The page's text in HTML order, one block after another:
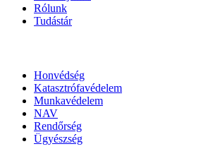
Rólunk
Tudástár
Honvédség
Katasztrófavédelem
Munkavédelem
NAV
Rendőrség
Ügyészség